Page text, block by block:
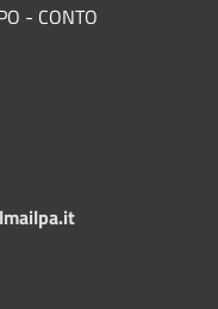
- CONTO